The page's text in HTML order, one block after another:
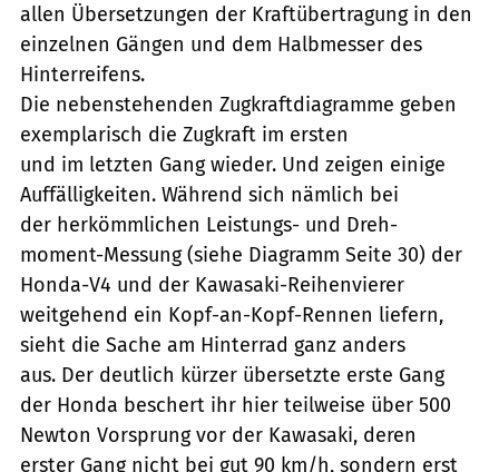
allen Übersetzungen der Kraftübertragung in den
einzelnen Gängen und dem Halbmesser des
Hinterreifens.
Die nebenstehenden Zugkraftdiagramme geben
exemplarisch die Zugkraft im ersten
und im letzten Gang wieder. Und zeigen einige
Auffälligkeiten. Während sich nämlich bei
der herkömmlichen Leistungs- und Dreh-
moment-Messung (siehe Diagramm Seite 30) der
Honda-V4 und der Kawasaki-Reihenvierer
weitgehend ein Kopf-an-Kopf-Rennen liefern,
sieht die Sache am Hinterrad ganz anders
aus. Der deutlich kürzer übersetzte erste Gang
der Honda beschert ihr hier teilweise über 500
Newton Vorsprung vor der Kawasaki, deren
erster Gang nicht bei gut 90 km/h, sondern erst